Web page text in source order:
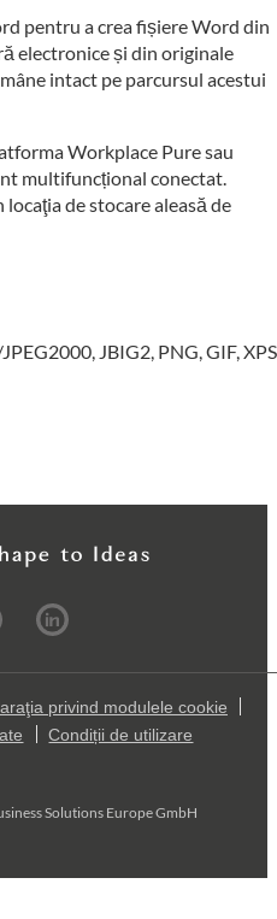
pentru a crea fișiere Word din
electronice și din originale
intact pe parcursul acestui
Workplace Pure sau
multifuncțional conectat.
de stocare aleasă de
JBIG2, PNG, GIF, XPS
privind modulele cookie
Condiții de utilizare
Solutions Europe GmbH